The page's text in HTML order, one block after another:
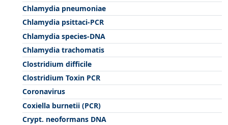
Chlamydia pneumoniae
Chlamydia psittaci-PCR
Chlamydia species-DNA
Chlamydia trachomatis
Clostridium difficile
Clostridium Toxin PCR
Coronavirus
Coxiella burnetii (PCR)
Crypt. neoformans DNA